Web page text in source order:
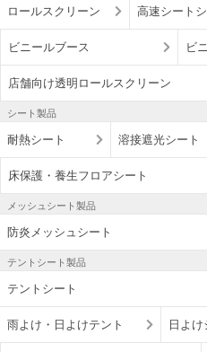
ロールスクリーン 高速シート
ビニールブース ビ
店舗向け透明ロールスクリーン
シート製品
耐熱シート 溶接遮光シート
床保護・養生フロアシート
メッシュシート製品
防炎メッシュシート
テントシート製品
テントシート
雨よけ・日よけテント 日よけ